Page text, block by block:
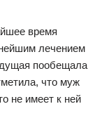
время
лечением
пообещала
что муж
не имеет к ней